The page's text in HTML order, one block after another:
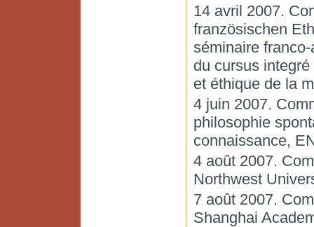
14 avril 2007.
französischen
séminaire
du cursus
et éthique de la
4 juin 2007.
philosophie
connaissance,
4 août 2007.
Northwest
7 août 2007.
Shanghai